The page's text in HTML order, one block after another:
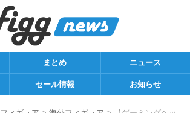
まとめ ニュース
セール情報 お知らせ